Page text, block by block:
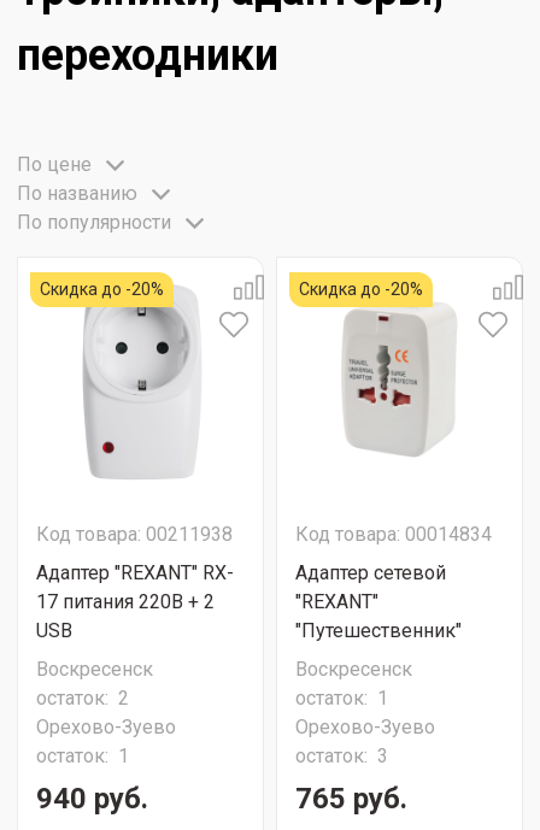
переходники
По цене
По названию
По популярности
Скидка до -20%
Код товара: 00211938
Адаптер "REXANT" RX-
17 питания 220В + 2
USB
Воскресенск
остаток: 2
Орехово-Зуево
остаток: 1
940 руб.
Скидка до -20%
Код товара: 00014834
Адаптер сетевой
"REXANT"
"Путешественник"
Воскресенск
остаток: 1
Орехово-Зуево
остаток: 3
765 руб.